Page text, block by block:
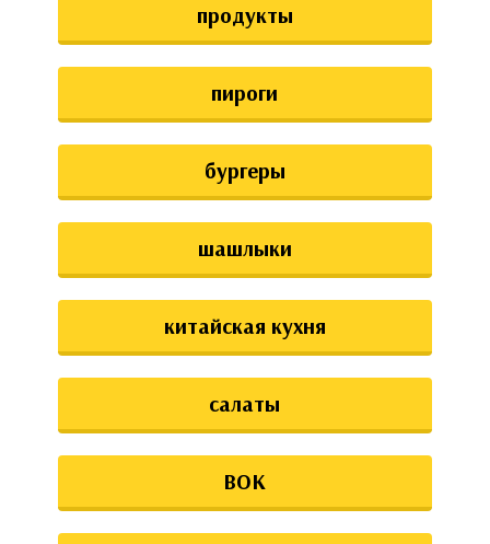
продукты
пироги
бургеры
шашлыки
китайская кухня
салаты
ВОК